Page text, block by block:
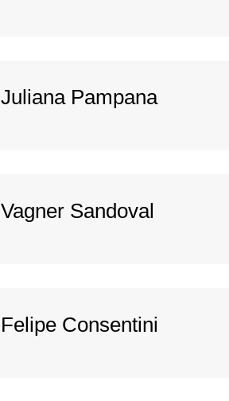
Juliana Pampana
Vagner Sandoval
Felipe Consentini